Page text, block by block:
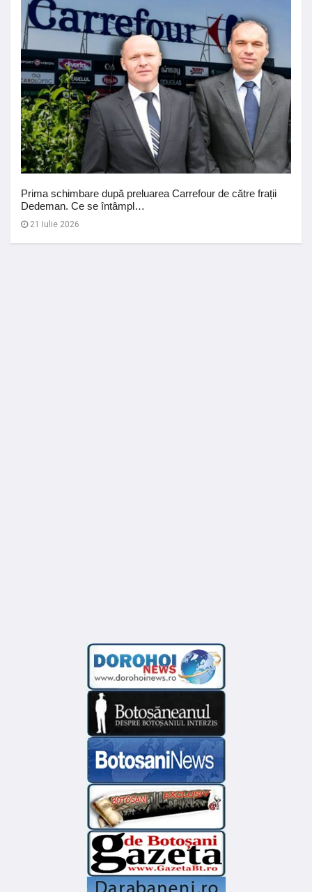
Prima schimbare după preluarea Carrefour de către frații
Dedeman. Ce se întâmpl…
21 Iulie 2026